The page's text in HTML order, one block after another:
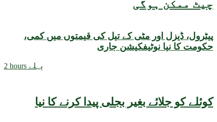
چیٹ ممکن ہوگی
کوئلے کو جلائے بغیر بجلی پیدا کرنے کا نیا
پیٹرول، ڈیزل اور مٹی کے تیل کی قیمتوں میں کمی،
حکومت کا نیا نوٹیفکیشن جاری
2 hours پہلے